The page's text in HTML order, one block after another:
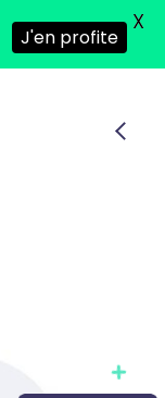
J'en profite
X